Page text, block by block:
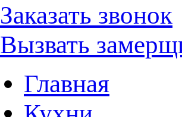
Заказать звонок
Вызвать
Главная